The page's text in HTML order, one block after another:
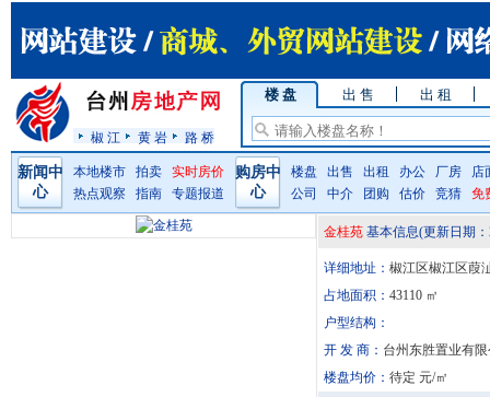
椒 江 黄 岩 路 桥
楼 盘 出 售 出 租
新闻中
心
本地楼市 拍卖
实时房价
热点观察
指南 专题报道
购房中
心
楼盘 出售 出租 办公 厂房
店
公司
中介 团购 估价 竞猜 免
金桂苑 基本信息(更新日期：
详细地址： 椒江区椒江区葭
占地面积： 43110 ㎡
户型结构：
开 发 商： 台州东胜置业有
楼盘均价： 待定 元/㎡